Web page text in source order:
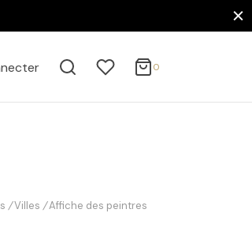
0
/Villes /Affiche des peintres